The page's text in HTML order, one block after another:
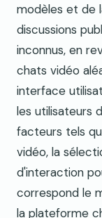
modèles et de
discussions
inconnus, en
chats vidéo
interface
les utilisateurs
facteurs tels
vidéo, la
d'interaction
correspond le
la plateforme